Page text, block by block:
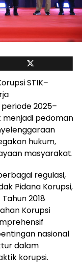
STIK–
2025–
menjadi pedoman
hukum,
masyarakat.
regulasi,
Pidana Korupsi,
2018
Korupsi
nasional
dalam
korupsi.